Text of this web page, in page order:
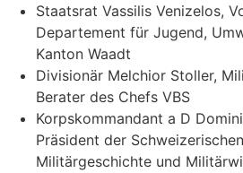
Staatsrat Vassilis Venizelos,
Departement für Jugend,
Kanton Waadt
Divisionär Melchior Stoller,
Berater des Chefs VBS
Korpskommandant a D
Präsident der
Militärgeschichte und